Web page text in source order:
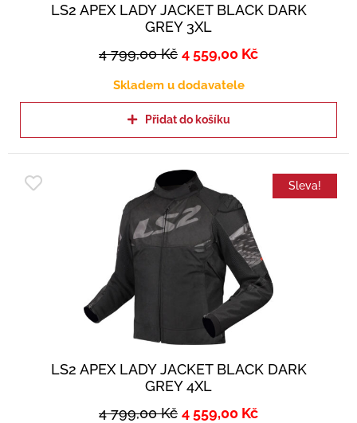
LS2 APEX LADY JACKET BLACK DARK
GREY 3XL
4 799,00Kč 4 559,00 Kč
Skladem u dodavatele
Přidat do košíku
Sleva!
LS2 APEX LADY JACKET BLACK DARK
GREY 4XL
4 799,00Kč 4 559,00 Kč